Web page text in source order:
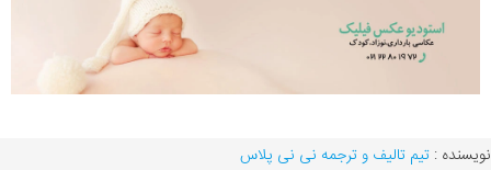
نویسنده : تیم تالیف و ترجمه نی نی پلاس